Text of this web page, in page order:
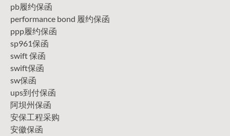
pb履约保函
performance bond 履约保函
ppp履约保函
sp961保函
swift 保函
swift保函
sw保函
ups到付保函
阿坝州保函
安保工程采购
安徽保函